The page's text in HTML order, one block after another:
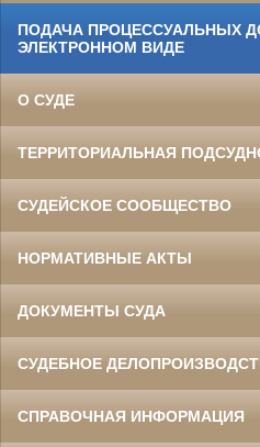
ПОДАЧА ПРОЦЕССУАЛЬНЫХ
ЭЛЕКТРОННОМ ВИДЕ
О СУДЕ
ТЕРРИТОРИАЛЬНАЯ
СУДЕЙСКОЕ СООБЩЕСТВО
НОРМАТИВНЫЕ АКТЫ
ДОКУМЕНТЫ СУДА
СУДЕБНОЕ
СПРАВОЧНАЯ ИНФОРМАЦИЯ